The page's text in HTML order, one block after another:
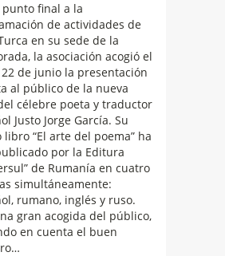
punto final a la
de actividades de
en su sede de la
la asociación acogió el
de junio la presentación
al público de la nueva
célebre poeta y traductor
Justo Jorge García. Su
libro “El arte del poema” ha
por la Editura
de Rumanía en cuatro
simultáneamente:
rumano, inglés y ruso.
gran acogida del público,
en cuenta el buen
Conferencia
«La situación del